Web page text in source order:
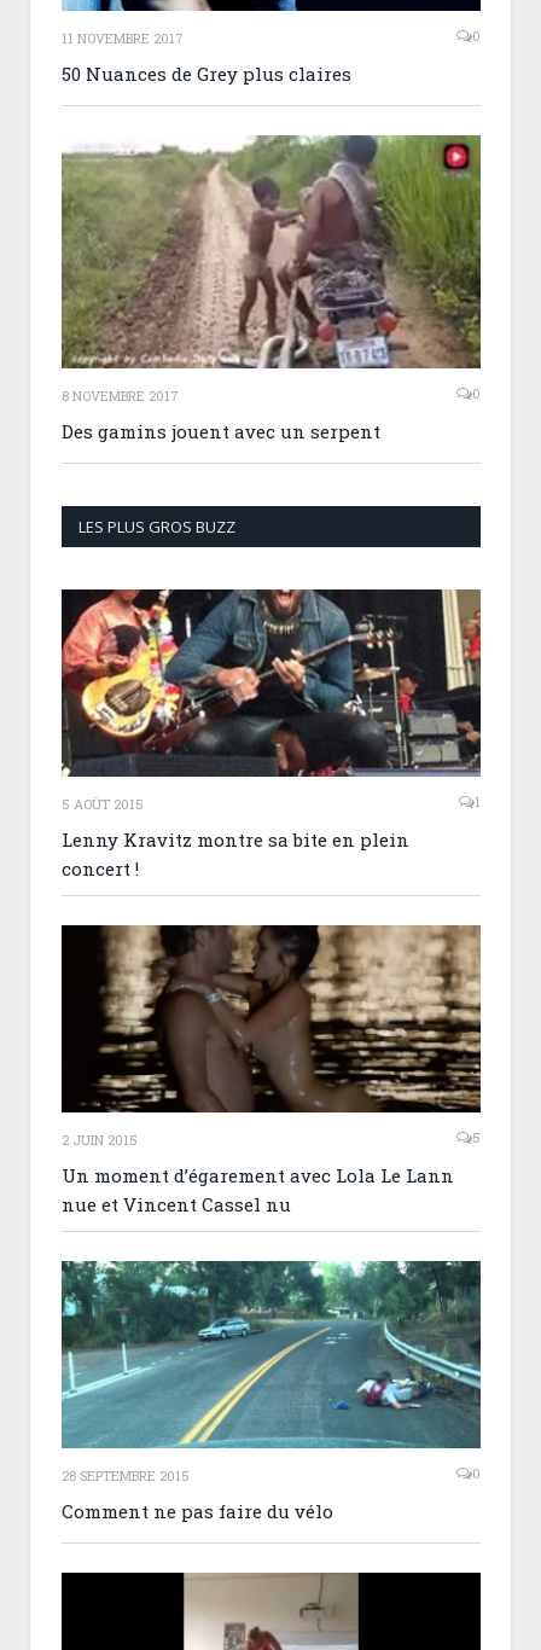
11 NOVEMBRE 2017 0
50 Nuances de Grey plus claires
8 NOVEMBRE 2017 0
Des gamins jouent avec un serpent
LES PLUS GROS BUZZ
5 AOÛT 2015 1
Lenny Kravitz montre sa bite en plein
concert !
2 JUIN 2015 5
Un moment d’égarement avec Lola Le Lann
nue et Vincent Cassel nu
28 SEPTEMBRE 2015 0
Comment ne pas faire du vélo